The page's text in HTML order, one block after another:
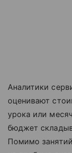
Аналитики
оценивают
урока или
бюджет
Помимо